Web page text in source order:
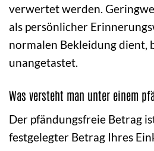
verwertet werden.
als persönlicher
normalen Bekleidung dient,
unangetastet.
Was versteht man unter einem
Der pfändungsfreie Betrag
festgelegter Betrag Ihres